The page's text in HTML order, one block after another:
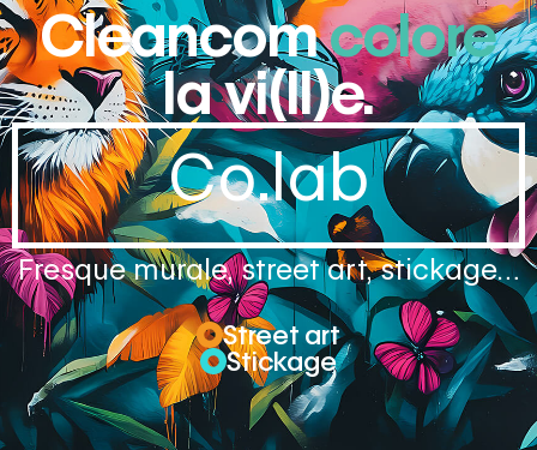
Cleancomcolore
la vi(ll)e.
Co.lab
Fresque murale, street art, stickage…
Street art
Stickage